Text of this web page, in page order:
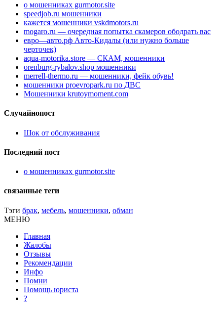
о мошенниках gurmotor.site
speedjob.ru мошенники
кажется мошенники vskdmotors.ru
mogaro.ru — очередная попытка скамеров ободрать вас
евро—авто.рф Авто-Кидалы (или нужно больше
черточек)
aqua-motorika.store — СКАМ, мошенники
orenburg-rybalov.shop мошенники
merrell-thermo.ru — мошенники, фейк обувь!
мошенники proevropark.ru по ДВС
Мошенники krutoymoment.com
Случайнопост
Шок от обслуживания
Последний пост
о мошенниках gurmotor.site
связанные теги
Тэги брак, мебель, мошенники, обман
МЕНЮ
Главная
Жалобы
Отзывы
Рекомендации
Инфо
Помни
Помощь юриста
?